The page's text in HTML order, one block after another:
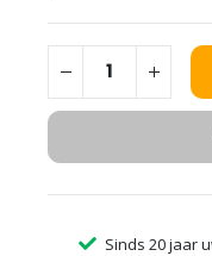
Sinds 20 jaar